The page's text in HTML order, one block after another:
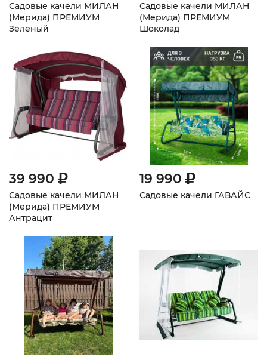
Садовые качели МИЛАН
(Мерида) ПРЕМИУМ
Зеленый
Садовые качели МИЛАН
(Мерида) ПРЕМИУМ
Шоколад
39 990
Садовые качели МИЛАН
(Мерида) ПРЕМИУМ
Антрацит
19 990
Садовые качели ГАВАЙС